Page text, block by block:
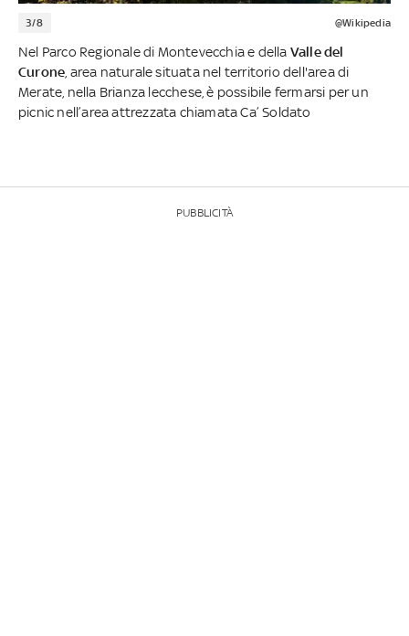
3/8 @Wikipedia
Nel Parco Regionale di Montevecchia e della Valle del
Curone , area naturale situata nel territorio dell'area di
Merate, nella Brianza lecchese, è possibile fermarsi per un
picnic nell’area attrezzata chiamata Ca’ Soldato
PUBBLICITÀ